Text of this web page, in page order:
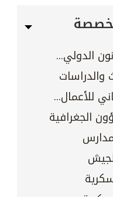
الدولي...
والدراسات
للأعمال...
الجغرافية